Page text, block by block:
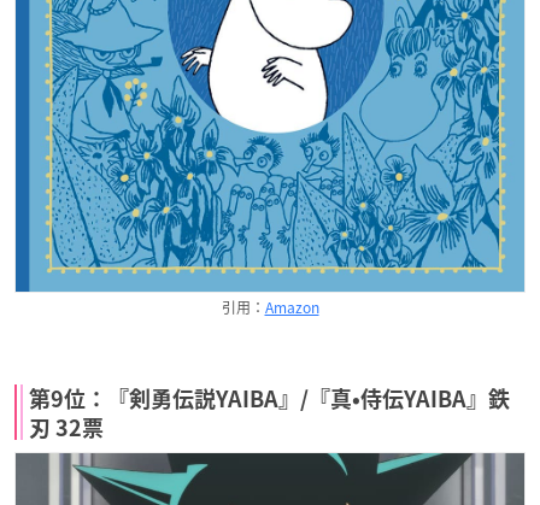
引用： Amazon
第9位：『剣勇伝説YAIBA』/『真•侍伝YAIBA』鉄
刃 32票